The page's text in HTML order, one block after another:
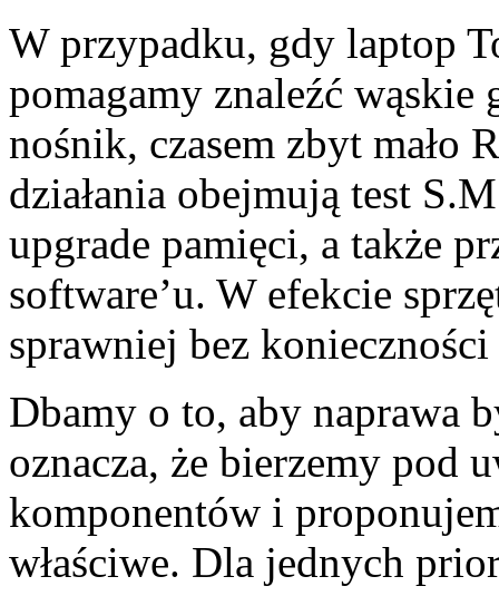
W przypadku, gdy laptop
pomagamy znaleźć wąskie
nośnik, czasem zbyt mało
działania obejmują test
upgrade pamięci, a także
software’u. W efekcie
sprawniej bez
Dbamy o to, aby naprawa
oznacza, że bierzemy pod
komponentów i
właściwe. Dla jednych